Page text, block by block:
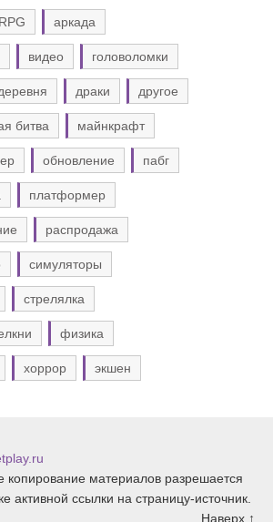
RPG аркада
видео головоломки
драки другое
битва майнкрафт
обновление пабг
платформер
распродажа
симуляторы
стрелялка
физика
хоррор экшен
копирование материалов разрешается
активной ссылки на страницу-источник.
Наверх ↑